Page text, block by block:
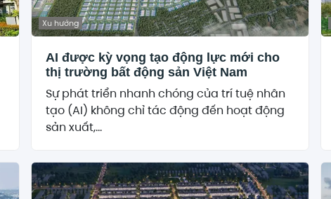
Xu hướng
AI được kỳ vọng tạo động lực mới cho
thị trường bất động sản Việt Nam
Sự phát triển nhanh chóng của trí tuệ nhân
tạo (AI) không chỉ tác động đến hoạt động
sản xuất,...